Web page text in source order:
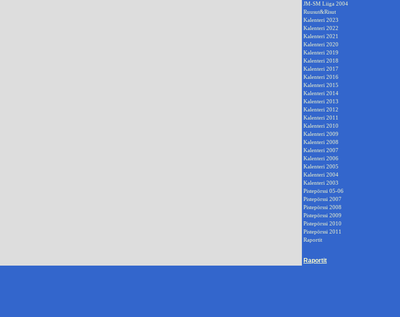
JM-SM Liiga 2004
Ruusut&Risut
Kalenteri 2023
Kalenteri 2022
Kalenteri 2021
Kalenteri 2020
Kalenteri 2019
Kalenteri 2018
Kalenteri 2017
Kalenteri 2016
Kalenteri 2015
Kalenteri 2014
Kalenteri 2013
Kalenteri 2012
Kalenteri 2011
Kalenteri 2010
Kalenteri 2009
Kalenteri 2008
Kalenteri 2007
Kalenteri 2006
Kalenteri 2005
Kalenteri 2004
Kalenteri 2003
Pistepörssi 05-06
Pistepörssi 2007
Pistepörssi 2008
Pistepörssi 2009
Pistepörssi 2010
Pistepörssi 2011
Raportit
Raportit